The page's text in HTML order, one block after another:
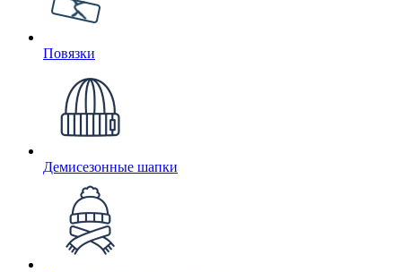
Повязки
Демисезонные шапки